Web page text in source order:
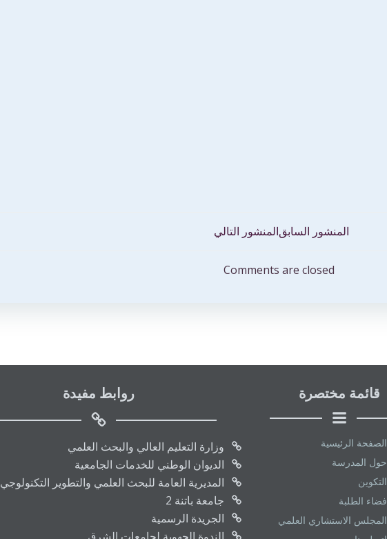
المنشور السابقتصفّح
المقالات
المنشور التالي
Comments are closed
قائمة مختصرة
الصفحة الرئيسية
حول المدرسة
التكوين
فضاء الطلبة
المجلس الاستشاري العلمي
روابط مفيدة
وزارة التعليم العالي والبحث العلمي
الديوان الوطني للخدمات الجامعية
المديرية العامة للبحث العلمي والتطوير التكنولوجي
جامعة باتنة 2
الجريدة الرسمية